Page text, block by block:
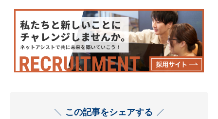
この記事をシェアする